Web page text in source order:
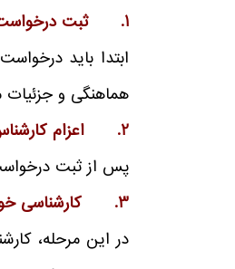
1.
ثبت
ابتدا باید
هماهنگی و جزئیات
2.
اعزام
پس از ثبت
3.
کارشناسی
در این مرحله،